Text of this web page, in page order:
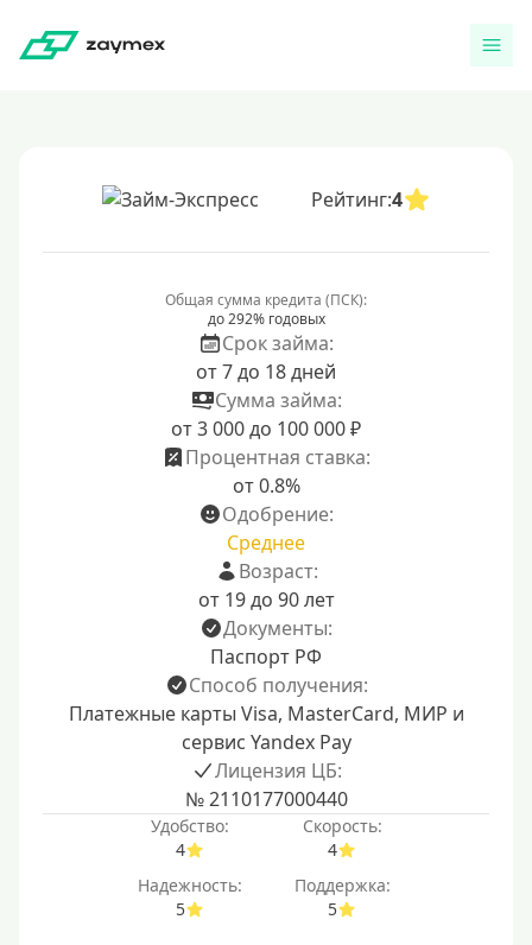
Рейтинг:4
Общая сумма кредита (ПСК):
до 292% годовых
Срок займа:
от 7 до 18 дней
Сумма займа:
от 3 000 до 100 000 ₽
Процентная ставка:
от 0.8%
Одобрение:
Среднее
Возраст:
от 19 до 90 лет
Документы:
Паспорт РФ
Способ получения:
Платежные карты Visa, MasterCard, МИР и
сервис Yandex Pay
Лицензия ЦБ:
№ 2110177000440
Удобство:
4
Скорость:
4
Надежность:
5
Поддержка:
5